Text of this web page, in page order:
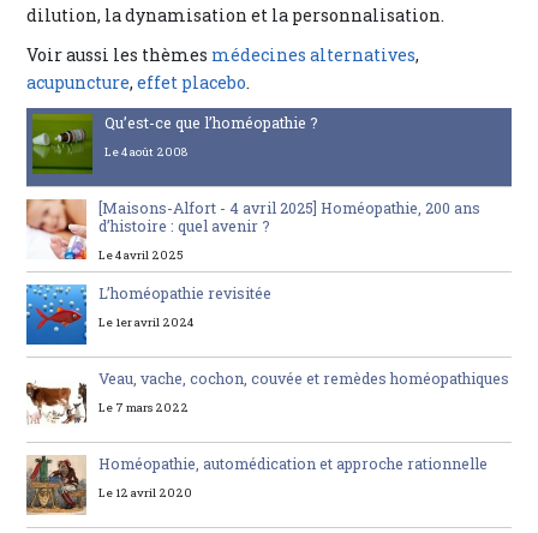
dilution, la dynamisation et la personnalisation.
Voir aussi les thèmes médecines alternatives,
acupuncture,effet placebo.
Qu’est-ce que l’homéopathie ?
Le 4 août 2008
[Maisons-Alfort - 4 avril 2025] Homéopathie, 200 ans
d’histoire : quel avenir ?
Le 4 avril 2025
L’homéopathie revisitée
Le 1er avril 2024
Veau, vache, cochon, couvée et remèdes homéopathiques
Le 7 mars 2022
Homéopathie, automédication et approche rationnelle
Le 12 avril 2020